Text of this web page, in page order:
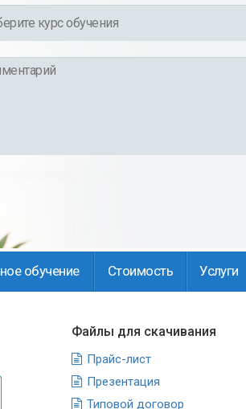
обучение Стоимость Услуги
Файлы для скачивания
Прайс-лист
Презентация
Типовой договор